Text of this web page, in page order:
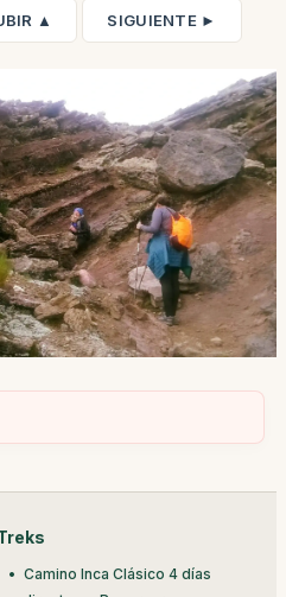
▲ SIGUIENTE ►
Camino Inca Clásico 4 días